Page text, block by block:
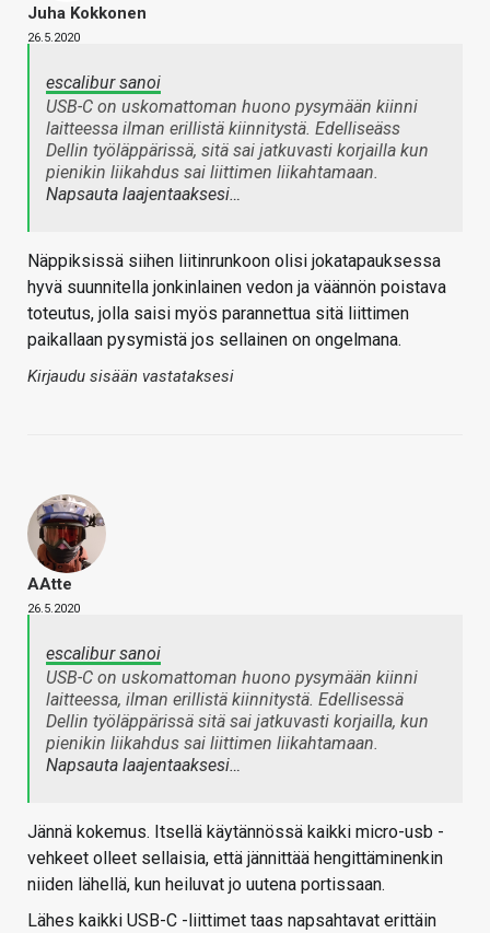
Juha Kokkonen
26.5.2020
escalibur sanoi
USB-C on uskomattoman huono pysymään kiinni
laitteessa ilman erillistä kiinnitystä. Edelliseäss
Dellin työläppärissä, sitä sai jatkuvasti korjailla kun
pienikin liikahdus sai liittimen liikahtamaan.
Napsauta laajentaaksesi…
Näppiksissä siihen liitinrunkoon olisi jokatapauksessa
hyvä suunnitella jonkinlainen vedon ja väännön poistava
toteutus, jolla saisi myös parannettua sitä liittimen
paikallaan pysymistä jos sellainen on ongelmana.
Kirjaudu sisään vastataksesi
AAtte
26.5.2020
escalibur sanoi
USB-C on uskomattoman huono pysymään kiinni
laitteessa, ilman erillistä kiinnitystä. Edellisessä
Dellin työläppärissä sitä sai jatkuvasti korjailla, kun
pienikin liikahdus sai liittimen liikahtamaan.
Napsauta laajentaaksesi…
Jännä kokemus. Itsellä käytännössä kaikki micro-usb -
vehkeet olleet sellaisia, että jännittää hengittäminenkin
niiden lähellä, kun heiluvat jo uutena portissaan.
Lähes kaikki USB-C -liittimet taas napsahtavat erittäin